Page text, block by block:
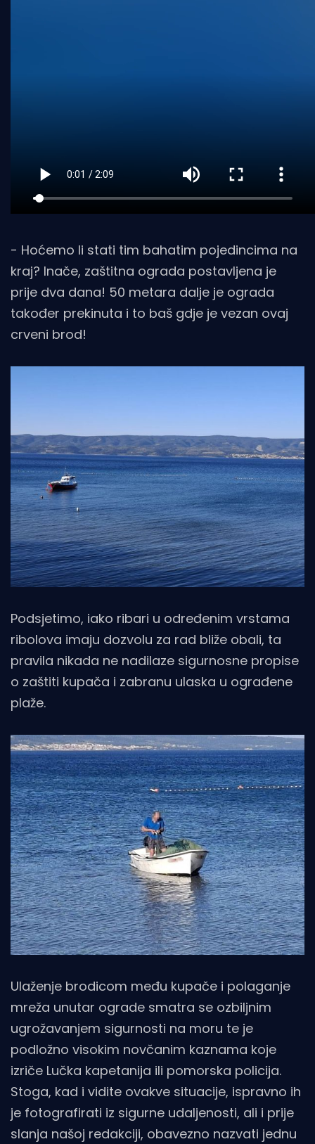
- Hoćemo li stati tim bahatim pojedincima na
kraj? Inače, zaštitna ograda postavljena je
prije dva dana! 50 metara dalje je ograda
također prekinuta i to baš gdje je vezan ovaj
crveni brod!
Podsjetimo, iako ribari u određenim vrstama
ribolova imaju dozvolu za rad bliže obali, ta
pravila nikada ne nadilaze sigurnosne propise
o zaštiti kupača i zabranu ulaska u ograđene
plaže.
Ulaženje brodicom među kupače i polaganje
mreža unutar ograde smatra se ozbiljnim
ugrožavanjem sigurnosti na moru te je
podložno visokim novčanim kaznama koje
izriče Lučka kapetanija ili pomorska policija.
Stoga, kad i vidite ovakve situacije, ispravno ih
je fotografirati iz sigurne udaljenosti, ali i prije
slanja našoj redakciji, obavezno nazvati jednu